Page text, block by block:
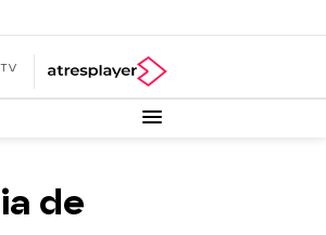
de